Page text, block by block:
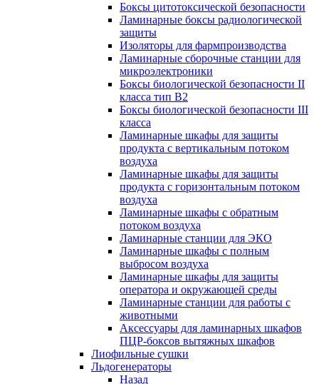
Боксы цитотоксической безопасности
Ламинарные боксы радиологической
защиты
Изоляторы для фармпроизводства
Ламинарные сборочные станции для
микроэлектроники
Боксы биологической безопасности II
класса тип B2
Боксы биологической безопасности III
класса
Ламинарные шкафы для защиты
продукта с вертикальным потоком
воздуха
Ламинарные шкафы для защиты
продукта с горизонтальным потоком
воздуха
Ламинарные шкафы с обратным
потоком воздуха
Ламинарные станции для ЭКО
Ламинарные шкафы с полным
выбросом воздуха
Ламинарные шкафы для защиты
оператора и окружающей среды
Ламинарные станции для работы с
животными
Аксессуары для ламинарных шкафов
ПЦР-боксов вытяжных шкафов
Лиофильные сушки
Льдогенераторы
Назад